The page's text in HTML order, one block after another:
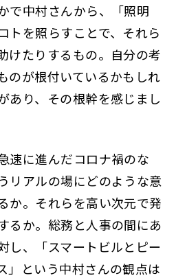
で中村さんから、「照明
トを照らすことで、それら
けたりするもの。自分の考
のが根付いているかもしれ
あり、その根幹を感じまし
速に進んだコロナ禍のな
リアルの場にどのような意
か。それらを高い次元で発
るか。総務と人事の間にあ
し、「スマートビルとピー
」という中村さんの観点は